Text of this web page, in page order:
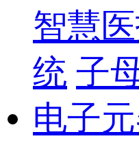
智慧
统 子
电子